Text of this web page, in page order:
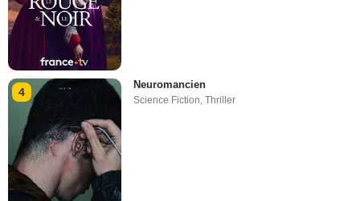
4
Neuromancien
Science Fiction,Thriller